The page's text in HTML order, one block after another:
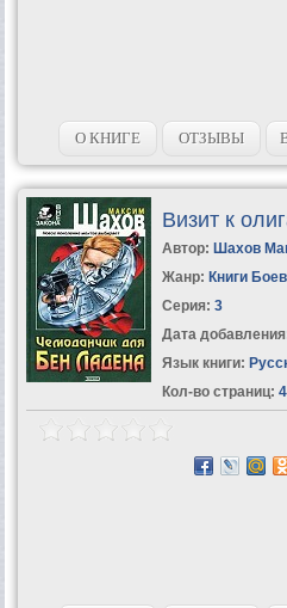
О КНИГЕ ОТЗЫВЫ
Визит к
Автор: Шахов
Жанр: Книги
Серия: 3
Дата
Язык книги:
Кол-во страниц: